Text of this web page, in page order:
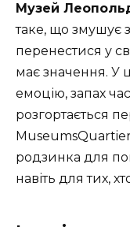
Музей
таке, що змушує
перенестися у
має значення. У
емоцію, запах
розгортається
MuseumsQuartier
родзинка для
навіть для тих,